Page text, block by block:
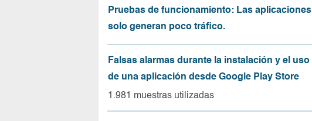
Pruebas de funcionamiento: Las aplicaciones
solo generan poco tráfico.
Falsas alarmas durante la instalación y el uso
de una aplicación desde Google Play Store
1.981 muestras utilizadas